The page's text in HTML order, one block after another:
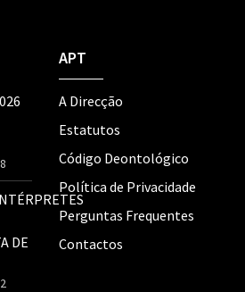
DE
APT
A Direcção
Estatutos
Código Deontológico
Política de Privacidade
Perguntas Frequentes
Contactos